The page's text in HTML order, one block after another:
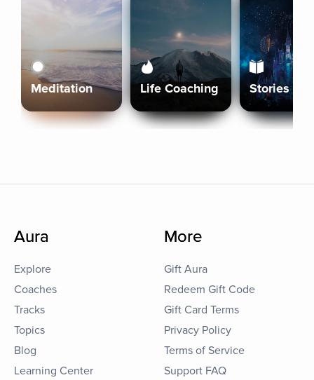
Meditation Life Coaching Stories
Aura
Explore
Coaches
Tracks
Topics
Blog
Learning Center
More
Gift Aura
Redeem Gift Code
Gift Card Terms
Privacy Policy
Terms of Service
Support FAQ